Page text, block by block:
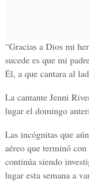
“Gracias a Dios mi
sucede es que mi
Él, a que cantara al
La cantante Jenni
lugar el domingo
Las incógnitas que
aéreo que terminó
continúa siendo
lugar esta semana a